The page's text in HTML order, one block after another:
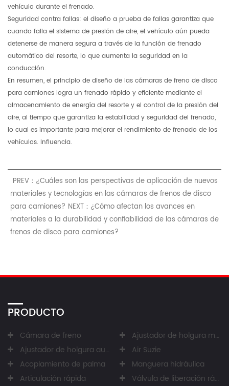
vehículo durante el frenado.
Seguridad contra fallas: el diseño a prueba de fallas garantiza que
cuando falla el sistema de presión de aire, el vehículo aún pueda
detenerse de manera segura a través de la función de frenado
automático del resorte, lo que aumenta la seguridad en la
conducción.
En resumen, el principio de diseño de las cámaras de freno de disco
para camiones logra un frenado rápido y eficiente mediante el
almacenamiento de energía del resorte y el control de la presión del
aire, al tiempo que garantiza la estabilidad y seguridad del frenado,
lo cual es importante para mejorar el rendimiento de frenado de los
vehículos. Influencia.
PREV：¿Cuáles son las perspectivas de aplicación de nuevos
materiales y tecnologías en las cámaras de frenos de disco
para camiones? NEXT：¿Cómo afectan los avances en
materiales a la durabilidad y confiabilidad de las cámaras de
frenos de disco para camiones?
PRODUCTO
Cámara de freno
Ajustador de holgura manual
Ajustador de holgura automático
Air Suzie
Acoplamiento de palma
Manguera hidráulica
Articulación rápida
Válvula de liberación rápida